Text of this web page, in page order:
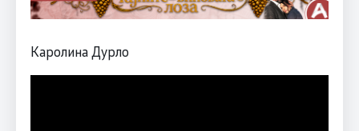
Каролина Дурло